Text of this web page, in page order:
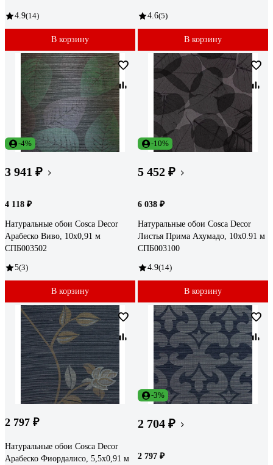
4.9(14)
В корзину
4.6(5)
В корзину
-4%
3 941 ₽
4 118 ₽
Натуральные обои Cosca Decor
Арабеско Виво, 10x0,91 м
СПБ003502
5(3)
В корзину
-10%
5 452 ₽
6 038 ₽
Натуральные обои Cosca Decor
Листья Прима Ахумадо, 10x0.91 м
СПБ003100
4.9(14)
В корзину
2 797 ₽
Натуральные обои Cosca Decor
Арабеско Фиордалисо, 5,5x0,91 м
-3%
2 704 ₽
2 797 ₽